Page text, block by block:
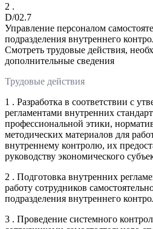
2 .
D/02.7
Управление персоналом
подразделения внутреннего
Смотреть трудовые действия,
дополнительные сведения
Трудовые действия
1 . Разработка в соответствии с
регламентами внутренних
профессиональной этики,
методических материалов для
внутреннему контролю, их
руководству экономического
2 . Подготовка внутренних
работу сотрудников
подразделения внутреннего
3 . Проведение системного